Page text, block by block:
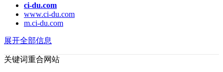
ci-du.com
www.ci-du.com
m.ci-du.com
展开全部信息
关键词重合网站